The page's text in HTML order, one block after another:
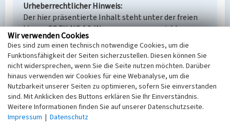
Urheberrechtlicher Hinweis
Der hier präsentierte Inhalt steht unter der freien
Lizenz CC BY-NC 4.0 (Namensnennung, nicht
kommerziell). Die angezeigten Medien unterliegen
möglicherweise zusätzlichen urheberrechtlichen
Bedingungen, die an diesen ausgewiesen sind.
Empfohlene Zitierweise
„Absetzbecken”. In: KuLaDig,
Kultur.Landschaft.Digital. URL:
https://www.kuladig.de/Objektansicht/BKM-
30600143(Abgerufen: 10. August 2026)
Wir verwenden Cookies
Dies sind zum einen technisch notwendige Cookies, um die
Funktionsfähigkeit der Seiten sicherzustellen. Diesen können Sie
nicht widersprechen, wenn Sie die Seite nutzen möchten. Darüber
hinaus verwenden wir Cookies für eine Webanalyse, um die
Nutzbarkeit unserer Seiten zu optimieren, sofern Sie einverstanden
sind. Mit Anklicken des Buttons erklären Sie Ihr Einverständnis.
Weitere Informationen finden Sie auf unserer Datenschutzseite.
Impressum | Datenschutz